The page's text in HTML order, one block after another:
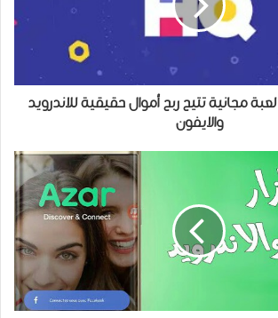
تحميل HQ Trivia لعبة مجانية تتيح ربح أموال حقيقية للاندرويد
والايفون